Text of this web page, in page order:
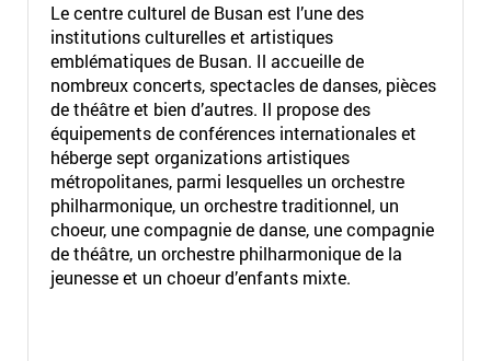
Le centre culturel de Busan est l’une des
institutions culturelles et artistiques
emblématiques de Busan. Il accueille de
nombreux concerts, spectacles de danses, pièces
de théâtre et bien d’autres. Il propose des
équipements de conférences internationales et
héberge sept organizations artistiques
métropolitanes, parmi lesquelles un orchestre
philharmonique, un orchestre traditionnel, un
choeur, une compagnie de danse, une compagnie
de théâtre, un orchestre philharmonique de la
jeunesse et un choeur d’enfants mixte.